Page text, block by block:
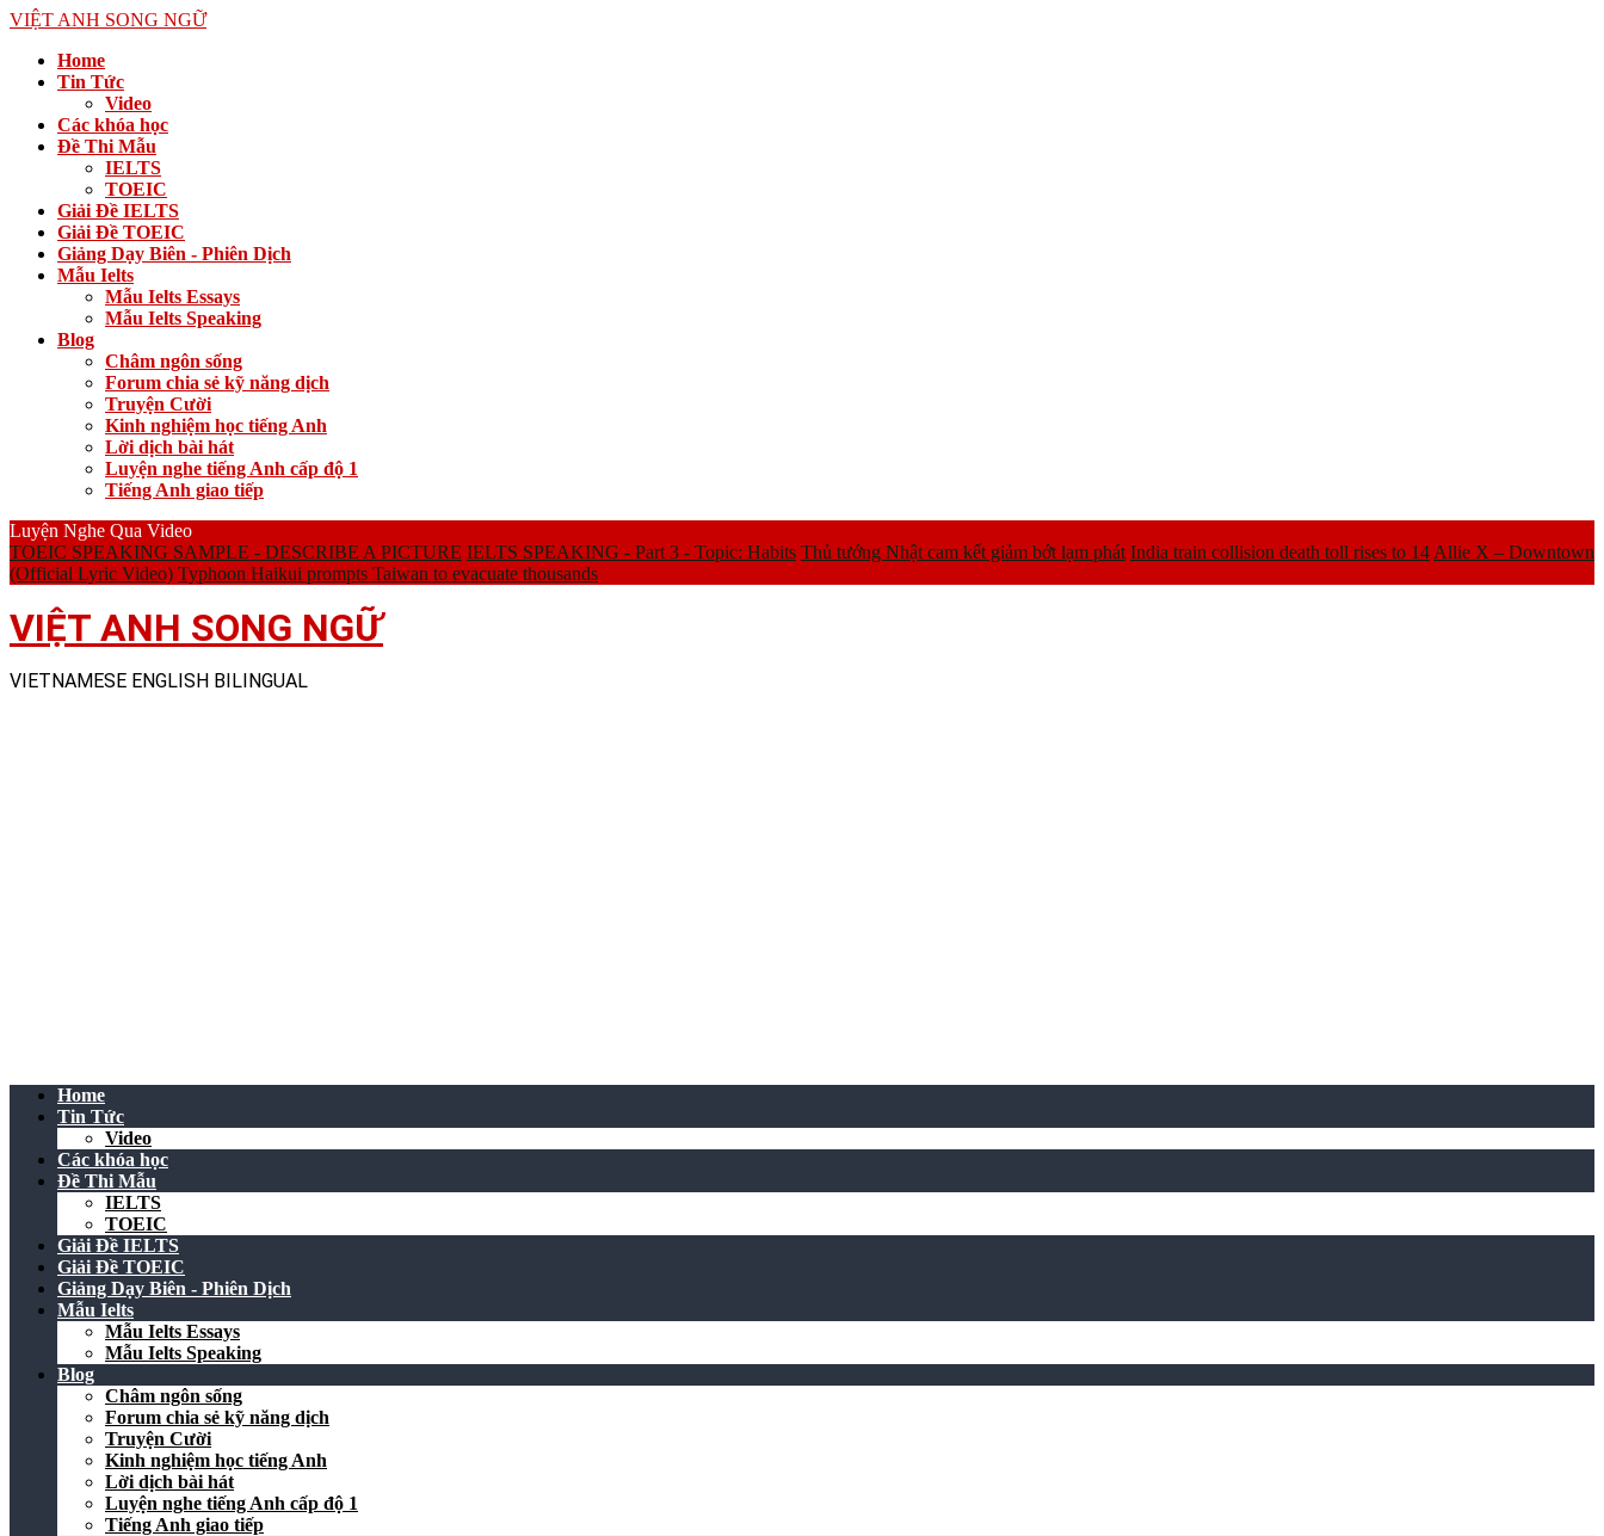
VIỆT ANH SONG NGỮ
Home
Tin Tức
Video
Các khóa học
Đề Thi Mẫu
IELTS
TOEIC
Giải Đề IELTS
Giải Đề TOEIC
Giảng Dạy Biên - Phiên Dịch
Mẫu Ielts
Mẫu Ielts Essays
Mẫu Ielts Speaking
Blog
Châm ngôn sống
Forum chia sẻ kỹ năng dịch
Truyện Cười
Kinh nghiệm học tiếng Anh
Lời dịch bài hát
Luyện nghe tiếng Anh cấp độ 1
Tiếng Anh giao tiếp
Luyện Nghe Qua Video
TOEIC SPEAKING SAMPLE - DESCRIBE A PICTURE IELTS SPEAKING - Part 3 - Topic: Habits Thủ tướng Nhật cam kết giảm bớt lạm phát India train collision death toll rises to 14 Allie X – Downtown
(Official Lyric Video) Typhoon Haikui prompts Taiwan to evacuate thousands
VIỆT ANH SONG NGỮ
VIETNAMESE ENGLISH BILINGUAL
Home
Tin Tức
Video
Các khóa học
Đề Thi Mẫu
IELTS
TOEIC
Giải Đề IELTS
Giải Đề TOEIC
Giảng Dạy Biên - Phiên Dịch
Mẫu Ielts
Mẫu Ielts Essays
Mẫu Ielts Speaking
Blog
Châm ngôn sống
Forum chia sẻ kỹ năng dịch
Truyện Cười
Kinh nghiệm học tiếng Anh
Lời dịch bài hát
Luyện nghe tiếng Anh cấp độ 1
Tiếng Anh giao tiếp